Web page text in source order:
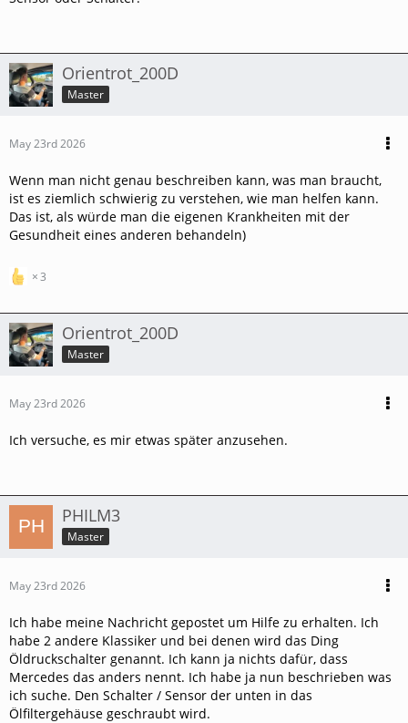
Orientrot_200D
Master
May 23rd 2026
Wenn man nicht genau beschreiben kann, was man braucht,
ist es ziemlich schwierig zu verstehen, wie man helfen kann.
Das ist, als würde man die eigenen Krankheiten mit der
Gesundheit eines anderen behandeln)
3
Orientrot_200D
Master
May 23rd 2026
Ich versuche, es mir etwas später anzusehen.
PHILM3
Master
May 23rd 2026
Ich habe meine Nachricht gepostet um Hilfe zu erhalten. Ich
habe 2 andere Klassiker und bei denen wird das Ding
Öldruckschalter genannt. Ich kann ja nichts dafür, dass
Mercedes das anders nennt. Ich habe ja nun beschrieben was
ich suche. Den Schalter / Sensor der unten in das
Ölfiltergehäuse geschraubt wird.